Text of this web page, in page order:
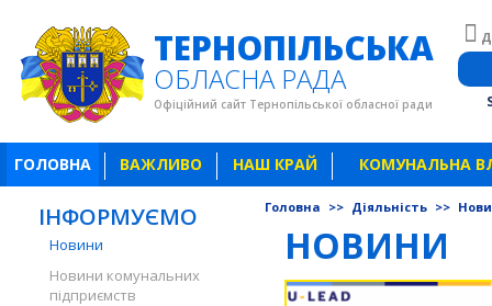
ТЕРНОПІЛЬСЬКА
ОБЛАСНА РАДА
Офіційний сайт Тернопільської обласної ради
ГОЛОВНА ВАЖЛИВО НАШ КРАЙ КОМУНАЛЬНА
ІНФОРМУЄМО
Новини
Новини комунальних
підприємств
Головна >> Діяльність >>
НОВИНИ